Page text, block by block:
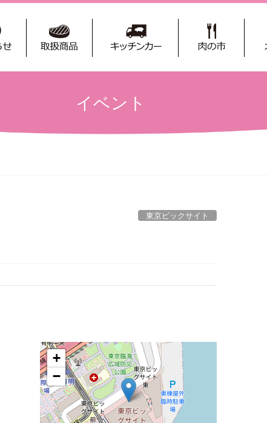
イベント
東京ビックサイト
+
−